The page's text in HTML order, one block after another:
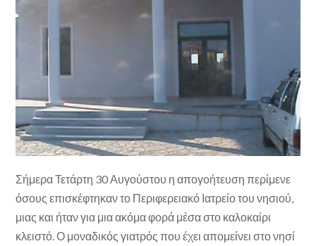
Σήμερα Τετάρτη 30 Αυγούστου η απογοήτευση περίμενε
όσους επισκέφτηκαν το Περιφερειακό Ιατρείο του νησιού,
μιας και ήταν για μια ακόμα φορά μέσα στο καλοκαίρι
κλειστό. Ο μοναδικός γιατρός που έχει απομείνει στο νησί